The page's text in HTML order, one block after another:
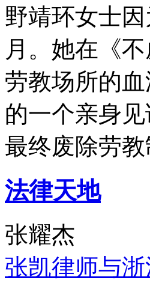
野靖环女士
月。她在《
劳教场所的
的一个亲身
最终废除劳教
法律天地
张耀杰
张凯律师与